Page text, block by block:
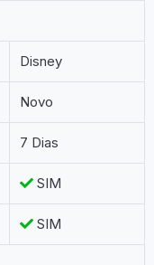
Disney
Novo
7 Dias
SIM
SIM